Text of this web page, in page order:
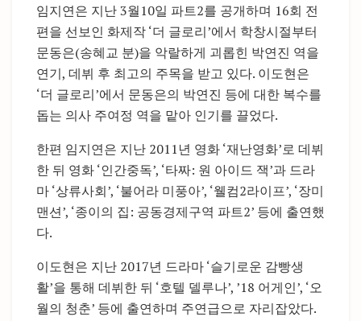
임지연은 지난 3월10일 파트2를 공개하며 16회 전
편을 선보인 화제작 ‘더 글로리’에서 학창시절부터
문동은(송혜교 분)을 악랄하게 괴롭힌 박연진 역을
연기, 데뷔 후 최고의 주목을 받고 있다. 이도현은
‘더 글로리’에서 문동은의 박연진 등에 대한 복수를
돕는 의사 주여정 역을 맡아 인기를 끌었다.
한편 임지연은 지난 2011년 영화 ‘재난영화’로 데뷔
한 뒤 영화 ‘인간중독’, ‘타짜: 원 아이드 잭’과 드라
마 ‘상류사회’, ‘불어라 미풍아’, ‘웰컴2라이프’, ‘장미
맨션’, ‘종이의 집: 공동경제구역 파트2’ 등에 출연했
다.
이도현은 지난 2017년 드라마 ‘슬기로운 감빵생
활’을 통해 데뷔한 뒤 ‘호텔 델루나’, ’18 어게인’, ‘오
월의 청춘’ 등에 출연하며 주연급으로 자리잡았다.